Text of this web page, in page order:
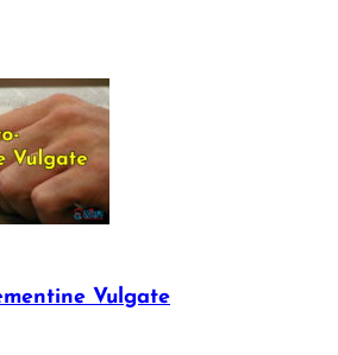
Vulgate